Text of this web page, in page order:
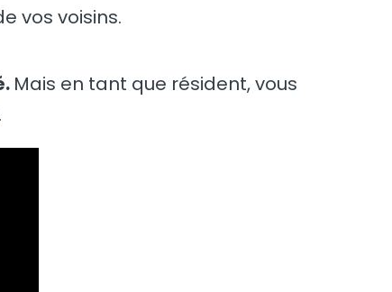
vos voisins.
Mais en tant que résident, vous